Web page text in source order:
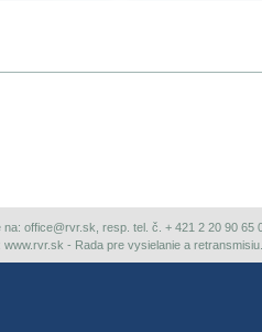
office@rvr.sk, resp. tel. č. + 421 2 20 90 65
- Rada pre vysielanie a retransmisiu.